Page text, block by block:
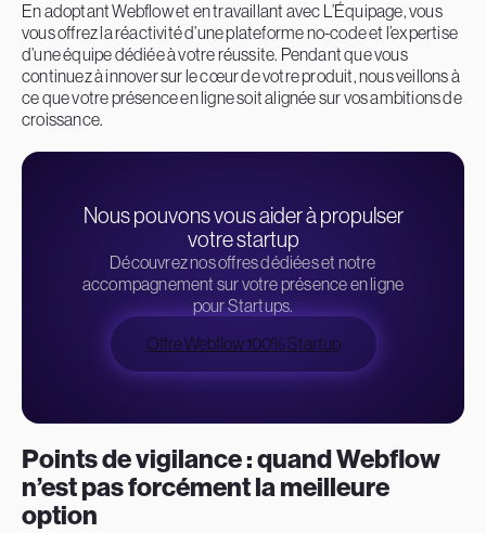
En adoptant Webflow et en travaillant avec L’Équipage, vous
vous offrez la réactivité d’une plateforme no-code et l’expertise
d’une équipe dédiée à votre réussite. Pendant que vous
continuez à innover sur le cœur de votre produit, nous veillons à
ce que votre présence en ligne soit alignée sur vos ambitions de
croissance.
Nous pouvons vous aider à propulser
votre startup
Découvrez nos offres dédiées et notre
accompagnement sur votre présence en ligne
pour Startups.
Offre Webflow 100% Startup
Points de vigilance : quand Webflow
n’est pas forcément la meilleure
option